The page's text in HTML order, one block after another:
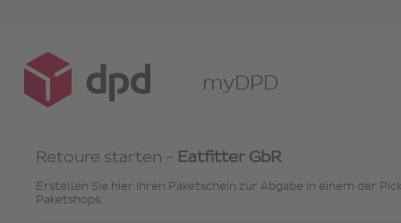
myDPD
Retoure starten - Eatfitter GbR
Erstellen Sie hier Ihren Paketschein zur Abgabe in einem der
Paketshops.